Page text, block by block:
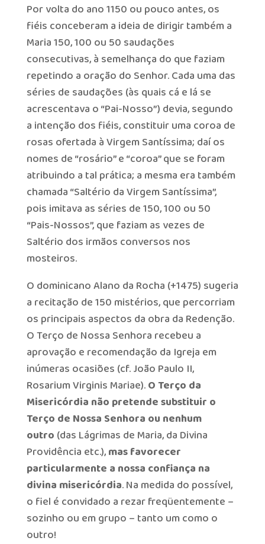
Por volta do ano 1150 ou pouco antes, os
fiéis conceberam a ideia de dirigir também a
Maria 150, 100 ou 50 saudações
consecutivas, à semelhança do que faziam
repetindo a oração do Senhor. Cada uma das
séries de saudações (às quais cá e lá se
acrescentava o “Pai-Nosso”) devia, segundo
a intenção dos fiéis, constituir uma coroa de
rosas ofertada à Virgem Santíssima; daí os
nomes de “rosário” e “coroa” que se foram
atribuindo a tal prática; a mesma era também
chamada “Saltério da Virgem Santíssima”,
pois imitava as séries de 150, 100 ou 50
“Pais-Nossos”, que faziam as vezes de
Saltério dos irmãos conversos nos
mosteiros.
O dominicano Alano da Rocha (+1475) sugeria
a recitação de 150 mistérios, que percorriam
os principais aspectos da obra da Redenção.
O Terço de Nossa Senhora recebeu a
aprovação e recomendação da Igreja em
inúmeras ocasiões (cf. João Paulo II,
Rosarium Virginis Mariae).O Terço da
Misericórdia não pretende substituir o
Terço de Nossa Senhora ou nenhum
outro (das Lágrimas de Maria, da Divina
Providência etc.),mas favorecer
particularmente a nossa confiança na
divina misericórdia. Na medida do possível,
o fiel é convidado a rezar freqüentemente –
sozinho ou em grupo – tanto um como o
outro!